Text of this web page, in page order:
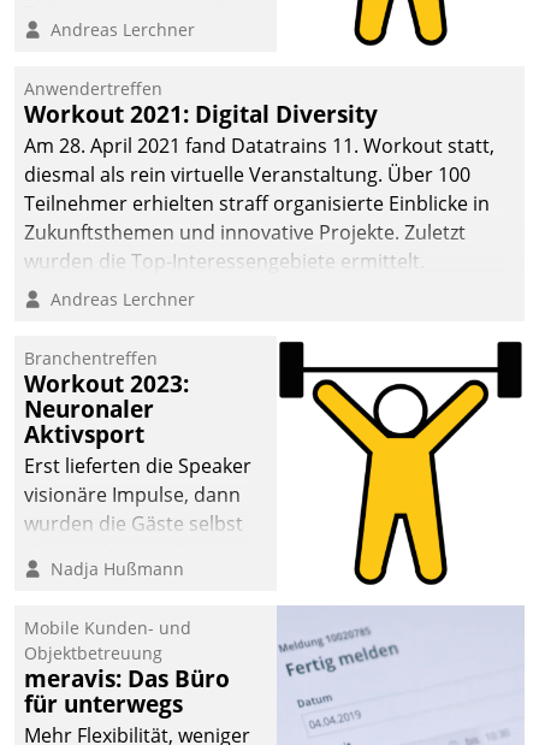
Teilnehmer kurzweilige
Cloud-Strategien und -
Lösungen mit hohem
Zukunftspotenzial.
Andreas Lerchner
Anwendertreffen
Workout 2021: Digital Diversity
Am 28. April 2021 fand Datatrains 11. Workout statt,
diesmal als rein virtuelle Veranstaltung. Über 100
Teilnehmer erhielten straff organisierte Einblicke in
Zukunftsthemen und innovative Projekte. Zuletzt
wurden die Top-Interessengebiete ermittelt.
Andreas Lerchner
Branchentreffen
Workout 2023:
Neuronaler
Aktivsport
Erst lieferten die Speaker
visionäre Impulse, dann
wurden die Gäste selbst
methodisch
Quartier. Dazwischen
zeigte Datatrain, was es
Neues zu bieten hat.
Nadja Hußmann
Mobile Kunden- und
Objektbetreuung
meravis: Das Büro
für unterwegs
Mehr Flexibilität, weniger